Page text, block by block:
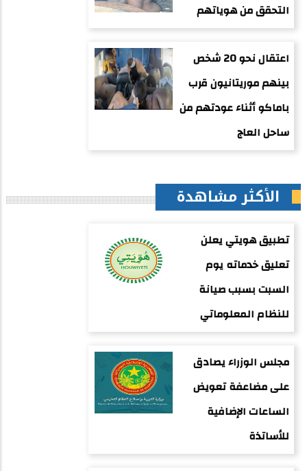
التحقق من هوياتهم
اعتقال نحو 20 شخص
بينهم موريتانيون قرب
باماكو أثناء عودتهم من
ساحل العاج
الأكثر مشاهدة
تطبيق هويتي يعلن
تعليق خدماته يوم
السبت بسبب صيانة
للنظام المعلوماتي
مجلس الوزراء يصادق
على مضاعفة تعويض
الساعات الإضافية
للأساتذة